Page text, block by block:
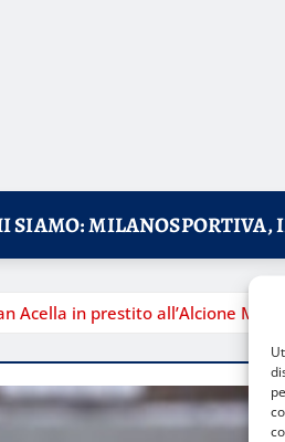
SIAMO: MILANOSPORTIVA,
Acella in prestito all’Alcione Milano